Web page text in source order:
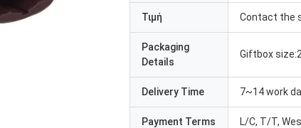
Τιμή Contact the
Packaging
Details
Giftbox
Delivery Time 7~14 work
Payment Terms L/C, T/T,